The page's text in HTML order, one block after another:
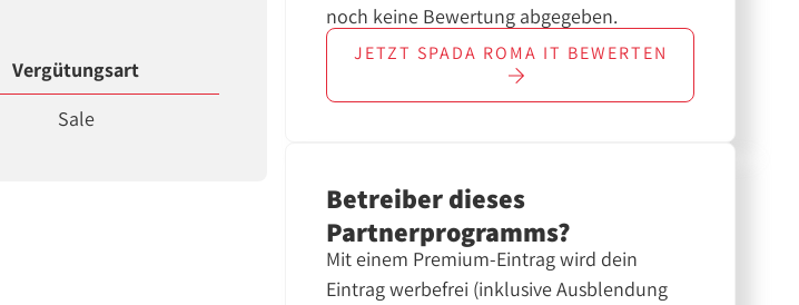
Vergütungsart
Sale
noch keine Bewertung abgegeben.
JETZT SPADA ROMA IT BEWERTEN
Betreiber dieses
Partnerprogramms?
Mit einem Premium-Eintrag wird dein
Eintrag werbefrei (inklusive Ausblendung